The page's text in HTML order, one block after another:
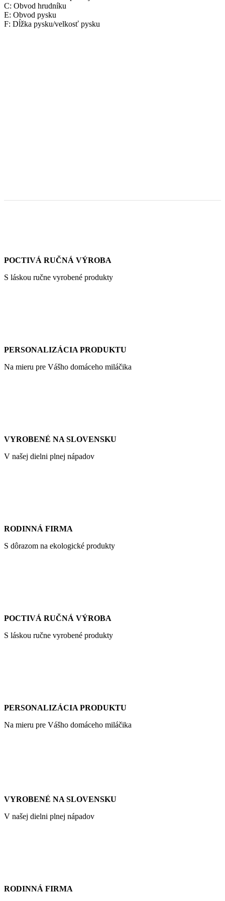
C: Obvod hrudníku
E: Obvod pysku
F: Dĺžka pysku/velkosť pysku
POCTIVÁ RUČNÁ VÝROBA
S láskou ručne vyrobené produkty
PERSONALIZÁCIA PRODUKTU
Na mieru pre Vášho domáceho miláčika
VYROBENÉ NA SLOVENSKU
V našej dielni plnej nápadov
RODINNÁ FIRMA
S dôrazom na ekologické produkty
POCTIVÁ RUČNÁ VÝROBA
S láskou ručne vyrobené produkty
PERSONALIZÁCIA PRODUKTU
Na mieru pre Vášho domáceho miláčika
VYROBENÉ NA SLOVENSKU
V našej dielni plnej nápadov
RODINNÁ FIRMA